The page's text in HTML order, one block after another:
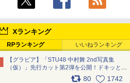
Xランキング
RPランキング いいねランキング
【グラビア】「STU48 中村舞 2nd写真集
（仮）」先行カット第2弾を公開！ドキッとす
るランジェリーカットなど新たな挑戦
80 1742